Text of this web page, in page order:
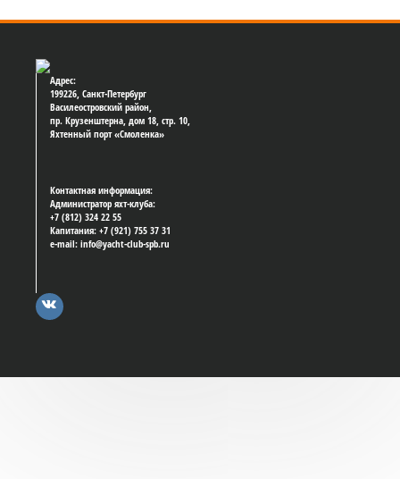
Адрес:
199226, Санкт-Петербург
Василеостровский район,
пр. Крузенштерна, дом 18, стр. 10,
Яхтенный порт «Смоленка»
Контактная информация:
Администратор яхт-клуба:
+7 (812) 324 22 55
Капитания: +7 (921) 755 37 31
e-mail: info@yacht-club-spb.ru